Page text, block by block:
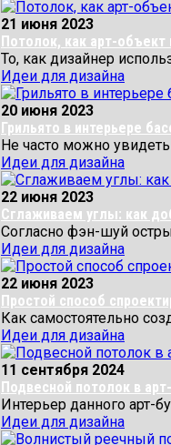
21 июня 2023
Потолок, как арт-
То, как дизайнер
Идеи для дизайна
20 июня 2023
Грильято в интерьере
Не часто можно
Идеи для дизайна
22 июня 2023
Сглаживаем углы: как
Согласно фэн-шуй
Идеи для дизайна
22 июня 2023
Простой способ
Как самостоятельно
Идеи для дизайна
11 сентября 2024
Подвесной потолок в
Интерьер данного арт-
Идеи для дизайна